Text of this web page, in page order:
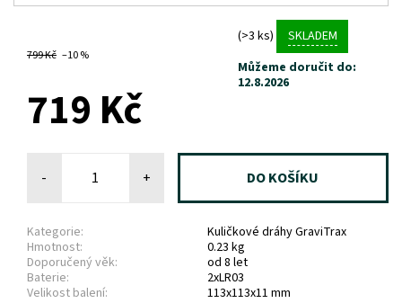
799 Kč –10 %
(>3 ks)
SKLADEM
Můžeme doručit do:
12.8.2026
719 Kč
- +
Kategorie:
Kuličkové dráhy GraviTrax
Hmotnost:
0.23 kg
Doporučený věk:
od 8 let
Baterie:
2xLR03
Velikost balení:
113x113x11 mm